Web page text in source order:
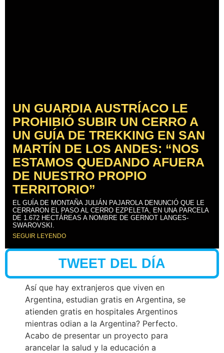
UN GUARDIA AUSTRÍACO LE
PROHIBIÓ SUBIR UN CERRO A
UN GUÍA DE TREKKING EN SAN
MARTÍN DE LOS ANDES: “NOS
ESTAMOS QUEDANDO AFUERA
DE NUESTRO PROPIO
TERRITORIO”
EL GUÍA DE MONTAÑA JULIÁN PAJAROLA DENUNCIÓ QUE LE
CERRARON EL PASO AL CERRO EZPELETA, EN UNA PARCELA
DE 1.672 HECTÁREAS A NOMBRE DE GERNOT LANGES-
SWAROVSKI.
SEGUIR LEYENDO
TWEET DEL DÍA
Así que hay extranjeros que viven en
Argentina, estudian gratis en Argentina, se
atienden gratis en hospitales Argentinos
mientras odian a la Argentina? Perfecto.
Acabo de presentar un proyecto para
arancelar la salud y la educación a